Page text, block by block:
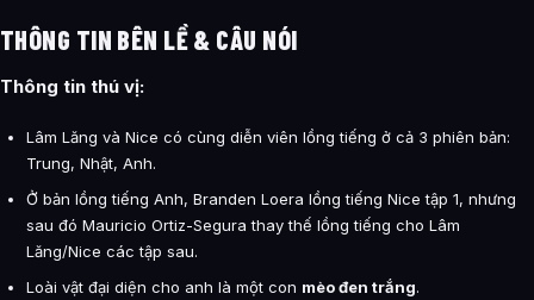
THÔNG TIN BÊN LỀ & CÂU NÓI
Thông tin thú vị:
Lâm Lăng và Nice có cùng diễn viên lồng tiếng ở cả 3 phiên bản:
Trung, Nhật, Anh.
Ở bản lồng tiếng Anh, Branden Loera lồng tiếng Nice tập 1, nhưng
sau đó Mauricio Ortiz-Segura thay thế lồng tiếng cho Lâm
Lăng/Nice các tập sau.
Loài vật đại diện cho anh là một con mèo đen trắng.